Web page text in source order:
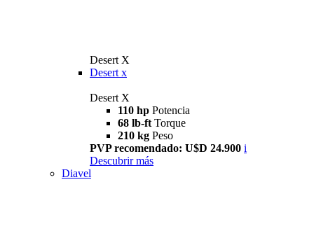
Desert X
Desert x
Desert X
110 hp Potencia
68 lb-ft Torque
210 kg Peso
PVP recomendado: U$D 24.900 i
Descubrir más
Diavel